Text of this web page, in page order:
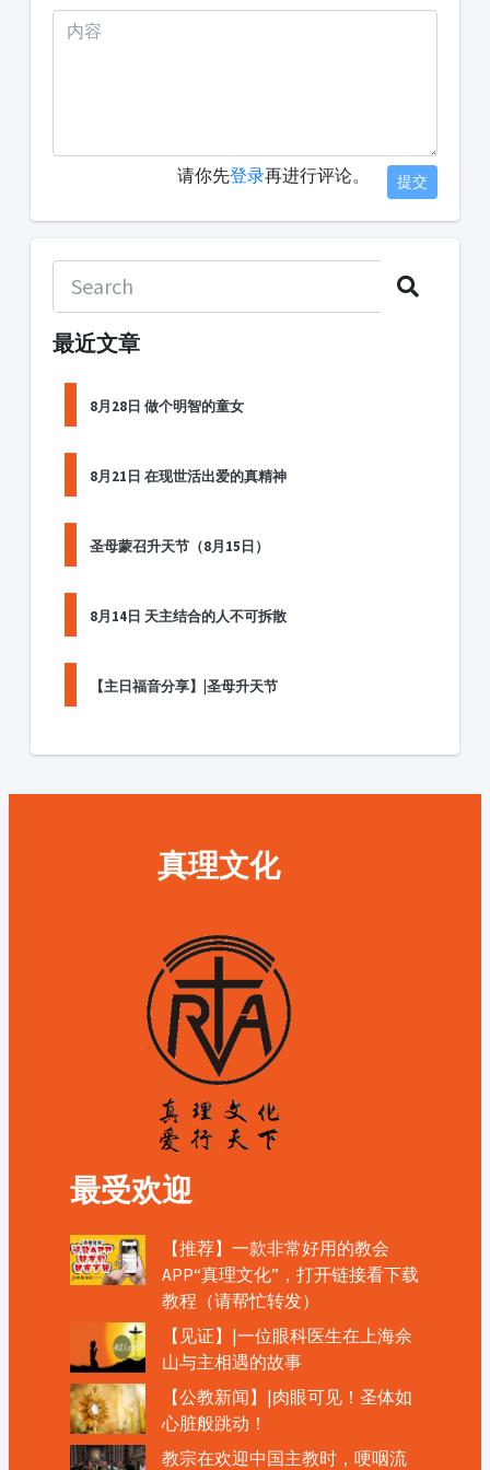
请你先登录再进行评论。 提交
最近文章
8月28日 做个明智的童女
8月21日 在现世活出爱的真精神
圣母蒙召升天节（8月15日）
8月14日 天主结合的人不可拆散
【主日福音分享】|圣母升天节
真理文化
最受欢迎
【推荐】一款非常好用的教会
APP“真理文化”，打开链接看下载
教程（请帮忙转发）
【见证】|一位眼科医生在上海佘
山与主相遇的故事
【公教新闻】|肉眼可见！圣体如
心脏般跳动！
教宗在欢迎中国主教时，哽咽流